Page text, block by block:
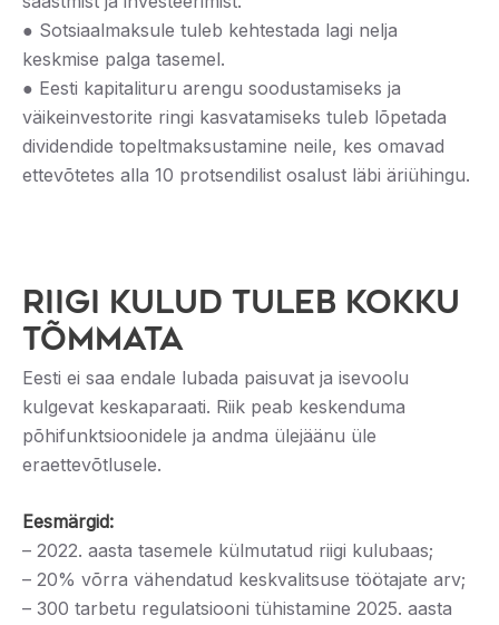
● Sotsiaalmaksule tuleb kehtestada lagi nelja
keskmise palga tasemel.
● Eesti kapitalituru arengu soodustamiseks ja
väikeinvestorite ringi kasvatamiseks tuleb lõpetada
dividendide topeltmaksustamine neile, kes omavad
ettevõtetes alla 10 protsendilist osalust läbi äriühingu.
RIIGI KULUD TULEB KOKKU
TÕMMATA
Eesti ei saa endale lubada paisuvat ja isevoolu
kulgevat keskaparaati. Riik peab keskenduma
põhifunktsioonidele ja andma ülejäänu üle
eraettevõtlusele.
Eesmärgid:
– 2022. aasta tasemele külmutatud riigi kulubaas;
– 20% võrra vähendatud keskvalitsuse töötajate arv;
– 300 tarbetu regulatsiooni tühistamine 2025. aasta